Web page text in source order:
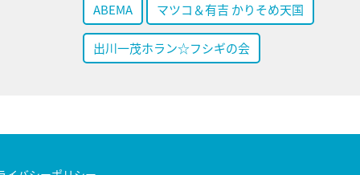
ABEMA マツコ＆有吉 かりそめ天国
出川一茂ホラン☆フシギの会